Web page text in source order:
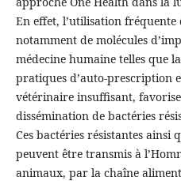
En effet, l’utilisation
notamment de molécules
médecine humaine telles que
pratiques d’auto-prescription
vétérinaire insuffisant,
dissémination de bactéries
Ces bactéries résistantes ainsi
peuvent être transmis à
animaux, par la chaîne